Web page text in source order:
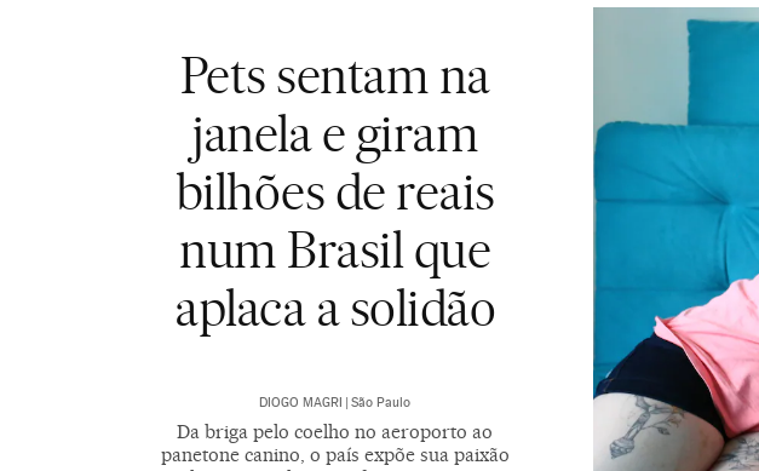
Pets sentam na
janela e giram
bilhões de reais
num Brasil que
aplaca a solidão
DIOGO MAGRI São Paulo
Da briga pelo coelho no aeroporto ao
panetone canino, o país expõe sua paixão